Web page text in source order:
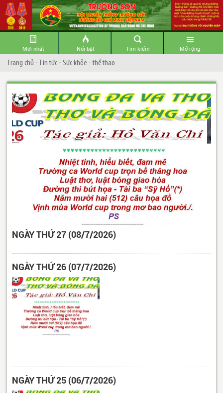
Mới nhất Nổi bật Tìm kiếm Mở rộng
Trang chủ -Tin tức-Sức khỏe - thể thao
NGÀY THỨ 27 (08/7/2026)
NGÀY THỨ 26 (07/7/2026)
NGÀY THỨ 25 (06/7/2026)